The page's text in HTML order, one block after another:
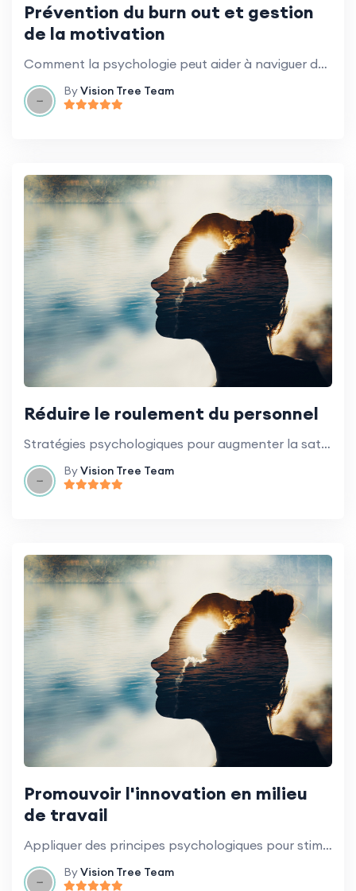
Prévention du burn out et gestion
de la motivation
Comment la psychologie peut aider à naviguer dans le changement organisationnel.
ByVision Tree Team
Réduire le roulement du personnel
Stratégies psychologiques pour augmenter la satisfaction et la rétention des employés.
ByVision Tree Team
Promouvoir l'innovation en milieu
de travail
Appliquer des principes psychologiques pour stimuler la créativité et l'innovation.
ByVision Tree Team